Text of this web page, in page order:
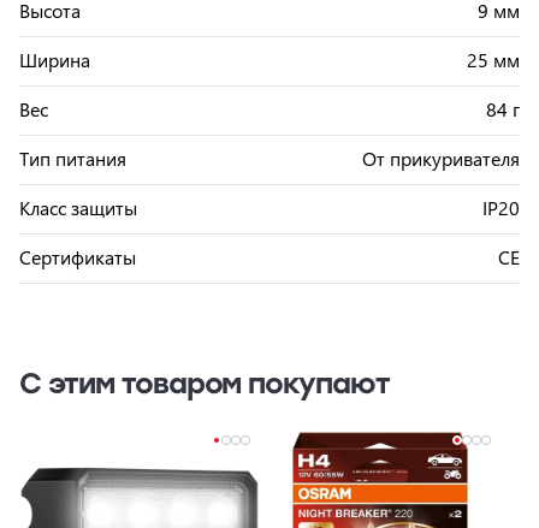
Высота
9 мм
Ширина
25 мм
Вес
84 г
Тип питания
От прикуривателя
Класс защиты
IP20
Сертификаты
CE
С этим товаром покупают